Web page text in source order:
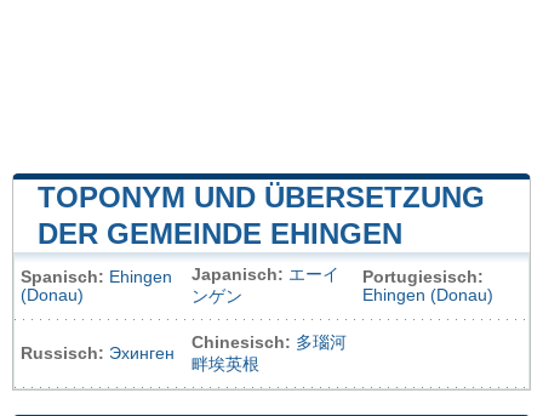
TOPONYM UND ÜBERSETZUNG
DER GEMEINDE EHINGEN
Spanisch: Ehingen
(Donau)
Japanisch: エーイ
ンゲン
Portugiesisch:
Ehingen (Donau)
Russisch: Эхинген
Chinesisch: 多瑙河
畔埃英根